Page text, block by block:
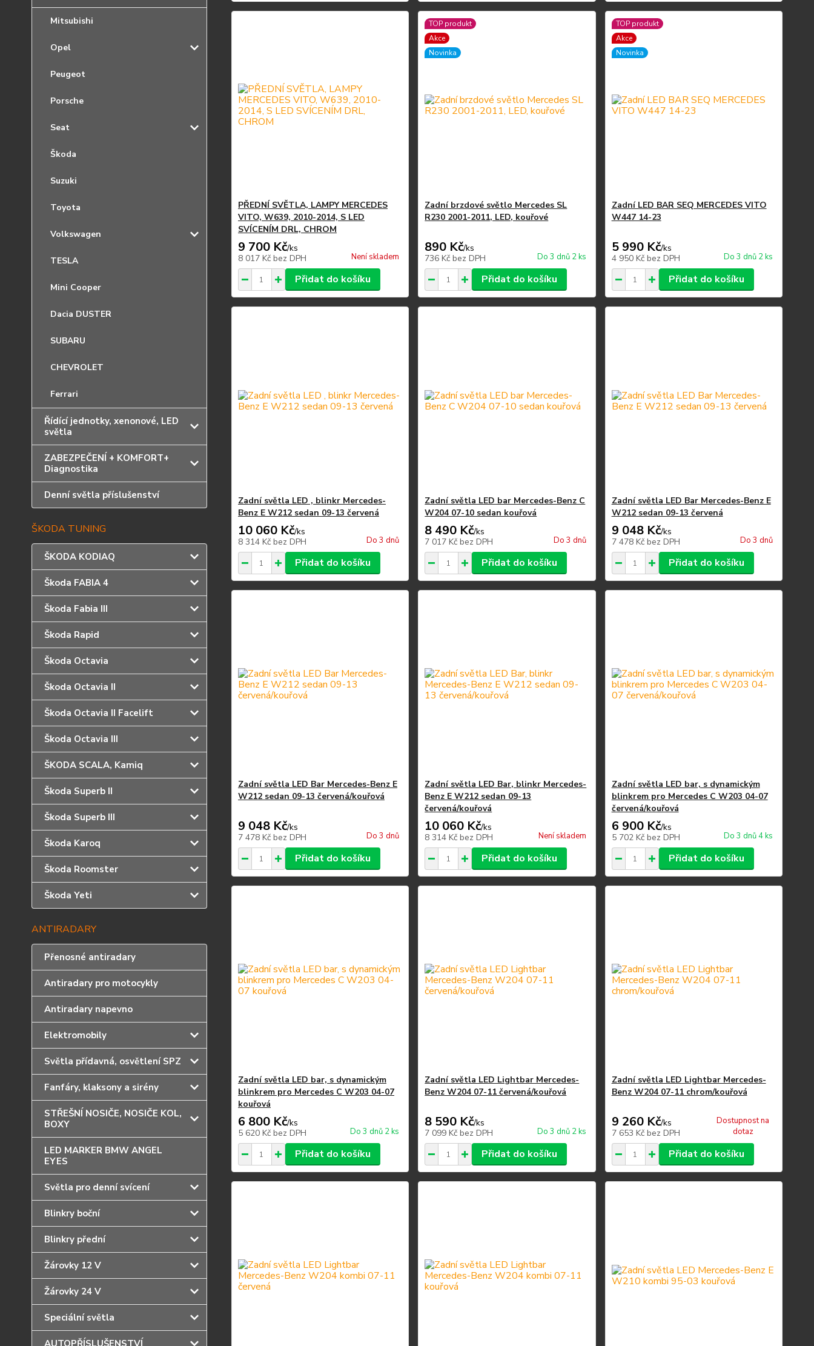
Mitsubishi
Opel
Peugeot
Porsche
Seat
Škoda
Suzuki
Toyota
Volkswagen
TESLA
Mini Cooper
Dacia DUSTER
SUBARU
CHEVROLET
Ferrari
Řídící jednotky, xenonové, LED
světla
ZABEZPEČENÍ + KOMFORT+
Diagnostika
Denní světla příslušenství
ŠKODA TUNING
ŠKODA KODIAQ
Škoda FABIA 4
Škoda Fabia III
Škoda Rapid
Škoda Octavia
Škoda Octavia II
Škoda Octavia II Facelift
Škoda Octavia III
ŠKODA SCALA, Kamiq
Škoda Superb II
Škoda Superb III
Škoda Karoq
Škoda Roomster
Škoda Yeti
ANTIRADARY
Přenosné antiradary
Antiradary pro motocykly
Antiradary napevno
Elektromobily
Světla přídavná, osvětlení SPZ
Fanfáry, klaksony a sirény
STŘEŠNÍ NOSIČE, NOSIČE KOL,
BOXY
LED MARKER BMW ANGEL
EYES
Světla pro denní svícení
Blinkry boční
Blinkry přední
Žárovky 12 V
Žárovky 24 V
Speciální světla
AUTOPŘÍSLUŠENSTVÍ
PŘEDNÍ SVĚTLA, LAMPY MERCEDES
VITO, W639, 2010-2014, S LED
SVÍCENÍM DRL, CHROM
9 700 Kč/ks
8 017 Kč bez DPH Není skladem
Přidat do košíku
TOP produkt
Akce
Novinka
Zadní brzdové světlo Mercedes SL
R230 2001-2011, LED, kouřové
890 Kč/ks
736 Kčbez DPH Do 3 dnů 2 ks
Přidat do košíku
TOP produkt
Akce
Novinka
Zadní LED BAR SEQ MERCEDES VITO
W447 14-23
5 990 Kč/ks
4 950 Kč bez DPH Do 3 dnů 2 ks
Přidat do košíku
Zadní světla LED , blinkr Mercedes-
Benz E W212 sedan 09-13 červená
10 060 Kč/ks
8 314 Kč bez DPH Do 3 dnů
Přidat do košíku
Zadní světla LED bar Mercedes-Benz C
W204 07-10 sedan kouřová
8 490 Kč/ks
7 017 Kčbez DPH Do 3 dnů
Přidat do košíku
Zadní světla LED Bar Mercedes-Benz E
W212 sedan 09-13 červená
9 048 Kč/ks
7 478 Kč bez DPH Do 3 dnů
Přidat do košíku
Zadní světla LED Bar Mercedes-Benz E
W212 sedan 09-13 červená/kouřová
9 048 Kč/ks
7 478 Kč bez DPH Do 3 dnů
Přidat do košíku
Zadní světla LED Bar, blinkr Mercedes-
Benz E W212 sedan 09-13
červená/kouřová
10 060 Kč/ks
8 314 Kčbez DPH Není skladem
Přidat do košíku
Zadní světla LED bar, s dynamickým
blinkrem pro Mercedes C W203 04-07
červená/kouřová
6 900 Kč/ks
5 702 Kč bez DPH Do 3 dnů 4 ks
Přidat do košíku
Zadní světla LED bar, s dynamickým
blinkrem pro Mercedes C W203 04-07
kouřová
6 800 Kč/ks
5 620 Kč bez DPH Do 3 dnů 2 ks
Přidat do košíku
Zadní světla LED Lightbar Mercedes-
Benz W204 07-11 červená/kouřová
8 590 Kč/ks
7 099 Kčbez DPH Do 3 dnů 2 ks
Přidat do košíku
Zadní světla LED Lightbar Mercedes-
Benz W204 07-11 chrom/kouřová
9 260 Kč/ks
7 653 Kč bez DPH
Dostupnost na
dotaz
Přidat do košíku